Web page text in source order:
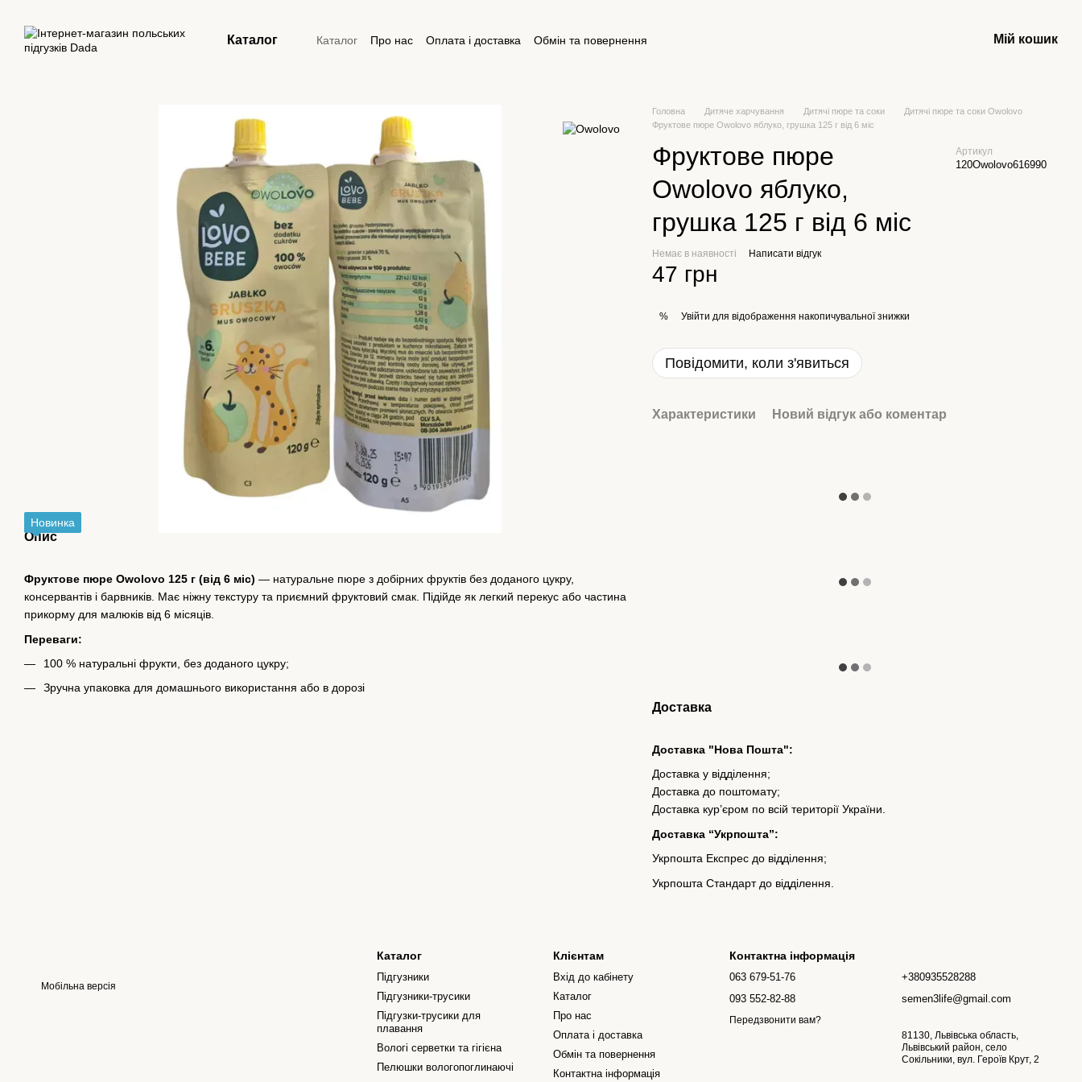
Каталог Каталог Про нас Оплата і доставка
Обмін та повернення
Мій кошик
Новинка
Опис
Фруктове пюре Owolovo 125 г (від 6 міс) — натуральне пюре з добірних фруктів без доданого цукру,
консервантів і барвників. Має ніжну текстуру та приємний фруктовий смак. Підійде як легкий перекус або частина
прикорму для малюків від 6 місяців.
Переваги:
100 % натуральні фрукти, без доданого цукру;
Зручна упаковка для домашнього використання або в дорозі
Головна Дитяче харчування Дитячі пюре та соки
Дитячі пюре та соки Owolovo
Фруктове пюре Owolovo яблуко, грушка 125 г від 6 міс
Фруктове пюре
Owolovo яблуко,
грушка 125 г від 6 міс
Артикул
120Owolovo616990
Немає в наявності Написати відгук
47 грн
% Увійти для відображення накопичувальної знижки
Повідомити, коли з'явиться
Характеристики Новий відгук або коментар
Доставка
Доставка "Нова Пошта":
Доставка у відділення;
Доставка до поштомату;
Доставка кур’єром по всій території України.
Доставка “Укрпошта”:
Укрпошта Експрес до відділення;
Укрпошта Стандарт до відділення.
Мобільна версія
Каталог
Підгузники
Підгузники-трусики
Підгузки-трусики для
плавання
Вологі серветки та гігієна
Пелюшки вологопоглинаючі
Клієнтам
Вхід до кабінету
Каталог
Про нас
Оплата і доставка
Обмін та повернення
Контактна інформація
Контактна інформація
063 679-51-76
093 552-82-88
Передзвонити вам?
+380935528288
semen3life@gmail.com
81130, Львівська область,
Львівський район, село
Сокільники, вул. Героїв Крут, 2